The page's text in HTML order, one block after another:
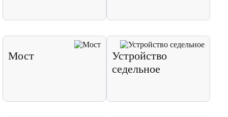
Мост
Устройство
седельное